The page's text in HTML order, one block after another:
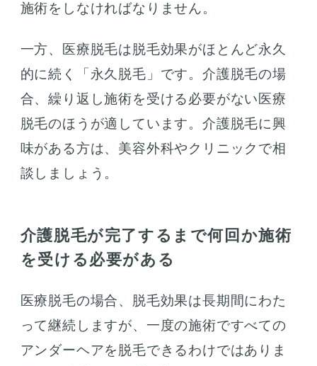
施術をしなければなりません。
一方、医療脱毛は脱毛効果がほとんど永久
的に続く「永久脱毛」です。介護脱毛の場
合、繰り返し施術を受ける必要がない医療
脱毛のほうが適しています。介護脱毛に興
味がある方は、美容外科やクリニックで相
談しましょう。
介護脱毛が完了するまで何回か施術
を受ける必要がある
医療脱毛の場合、脱毛効果は長期間にわた
って継続しますが、一度の施術ですべての
アンダーヘアを脱毛できるわけではありま